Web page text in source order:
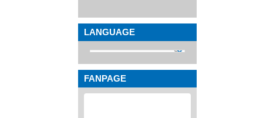
LANGUAGE
FANPAGE